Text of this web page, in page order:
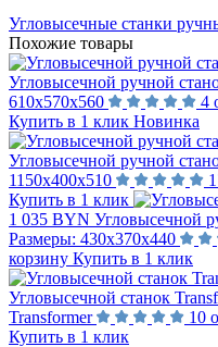
Угловысечные станки
Похожие товары
Угловысечной ручной
610х570х560
4
Купить в 1 клик Новинка
Угловысечной ручной
1150х400х510
Купить в 1 клик
1 035 BYN Угловысечной
Размеры: 430х370х440
корзину Купить в 1 клик
Угловысечной станок
Transformer
10
Купить в 1 клик